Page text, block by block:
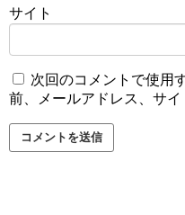
サイト
次回のコメントで使用
前、メールアドレス、サイ